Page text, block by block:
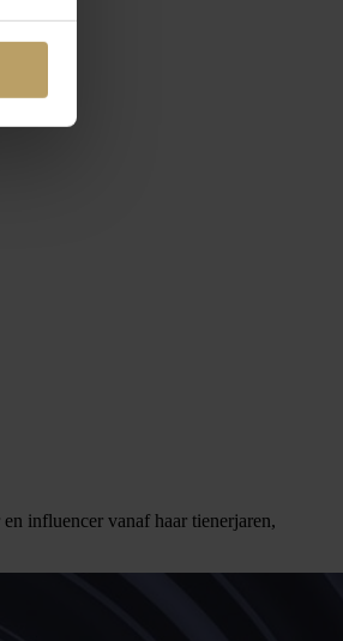
influencer vanaf haar tienerjaren,